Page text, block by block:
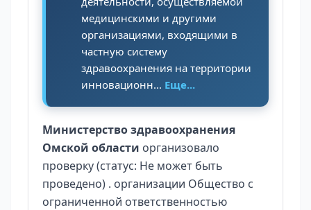
медицинскими и другими
организациями, входящими в
частную систему
здравоохранения на территории
инновационн... Еще...
Министерство здравоохранения
Омской области организовало
проверку (статус: Не может быть
проведено) . организации Общество с
ограниченной ответственностью